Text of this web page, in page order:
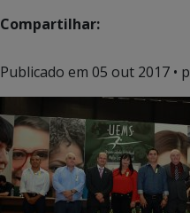
Compartilhar:
Publicado em 05 out 2017 •